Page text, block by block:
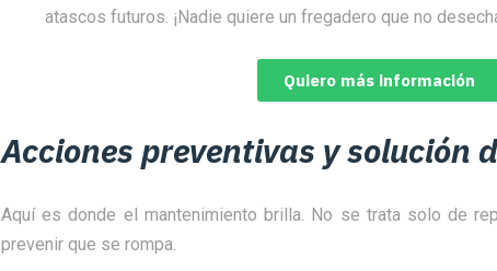
atascos futuros. ¡Nadie quiere un fregadero que no
Quiero más información
Acciones preventivas y solución
Aquí es donde el mantenimiento brilla. No se trata solo de
prevenir que se rompa.